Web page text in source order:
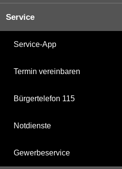
Service
Service-App
Termin vereinbaren
Bürgertelefon 115
Notdienste
Gewerbeservice